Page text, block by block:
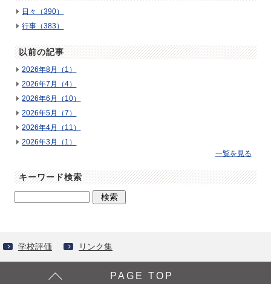
日々（390）
行事（383）
以前の記事
2026年8月（1）
2026年7月（4）
2026年6月（10）
2026年5月（7）
2026年4月（11）
2026年3月（1）
一覧を見る
キーワード検索
学校評価 リンク集
PAGE TOP